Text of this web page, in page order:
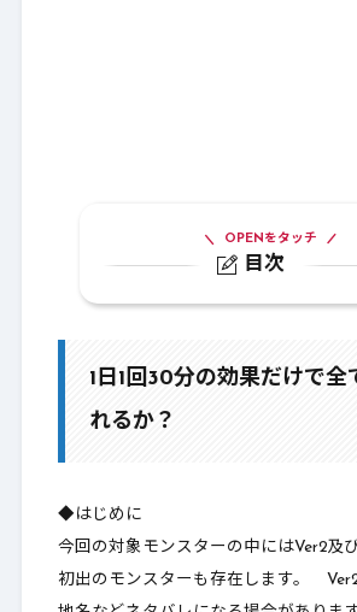
目次
OPENをタッチ
2. 出発前
2-1. Ver1：くさった死体⇒マッド
2-3. Ver1：じんめんじゅ⇒ちょ
1日1回30分の効果だけで全
れるか？
◆はじめに
今回の対象モンスターの中にはVer2及
初出のモンスターも存在します。